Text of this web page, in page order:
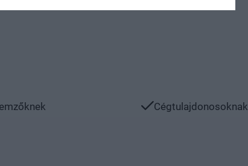
Cégtulajdonosoknak